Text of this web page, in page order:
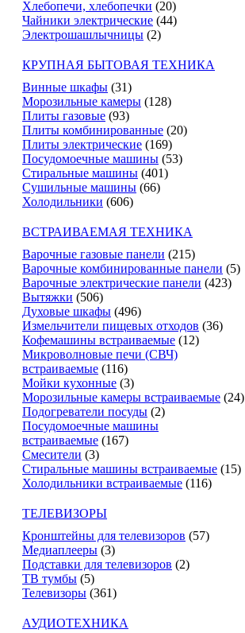
Хлебопечи, хлебопечки (20)
Чайники электрические (44)
Электрошашлычницы (2)
КРУПНАЯ БЫТОВАЯ ТЕХНИКА
Винные шкафы (31)
Морозильные камеры (128)
Плиты газовые (93)
Плиты комбинированные (20)
Плиты электрические (169)
Посудомоечные машины (53)
Стиральные машины (401)
Сушильные машины (66)
Холодильники (606)
ВСТРАИВАЕМАЯ ТЕХНИКА
Варочные газовые панели (215)
Варочные комбинированные панели (5)
Варочные электрические панели (423)
Вытяжки (506)
Духовые шкафы (496)
Измельчители пищевых отходов (36)
Кофемашины встраиваемые (12)
Микроволновые печи (СВЧ)
встраиваемые (116)
Мойки кухонные (3)
Морозильные камеры встраиваемые (24)
Подогреватели посуды (2)
Посудомоечные машины
встраиваемые (167)
Смесители (3)
Стиральные машины встраиваемые (15)
Холодильники встраиваемые (116)
ТЕЛЕВИЗОРЫ
Кронштейны для телевизоров (57)
Медиаплееры (3)
Подставки для телевизоров (2)
ТВ тумбы (5)
Телевизоры (361)
АУДИОТЕХНИКА